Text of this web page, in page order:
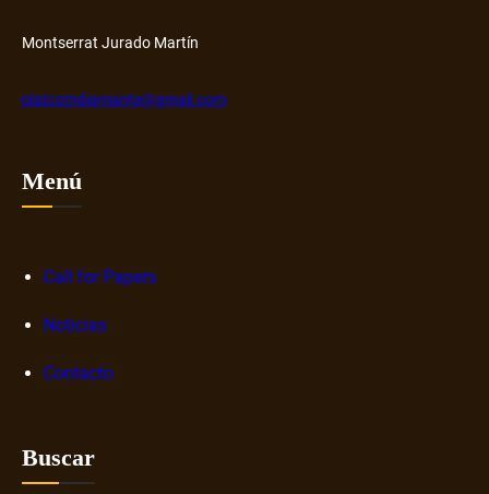
Montserrat Jurado Martín
platcomdiamante@gmail.com
Menú
Call for Papers
Noticias
Contacto
Buscar